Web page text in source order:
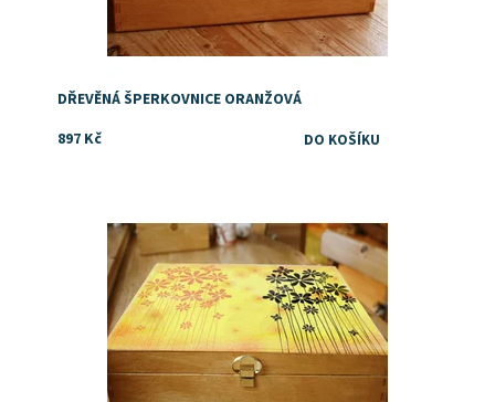
DŘEVĚNÁ ŠPERKOVNICE ORANŽOVÁ
897 Kč